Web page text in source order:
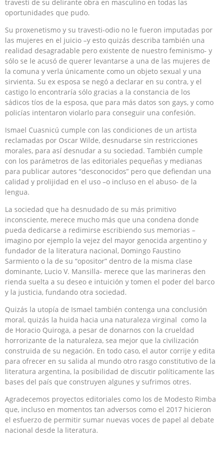
travesti de su delirante obra en masculino en todas las
oportunidades que pudo.
Su proxenetismo y su travesti-odio no le fueron imputadas por
las mujeres en el juicio –y esto quizás describa también una
realidad desagradable pero existente de nuestro feminismo- y
sólo se le acusó de querer levantarse a una de las mujeres de
la comuna y verla únicamente como un objeto sexual y una
sirvienta. Su ex esposa se negó a declarar en su contra, y el
castigo lo encontraría sólo gracias a la constancia de los
sádicos tíos de la esposa, que para más datos son gays, y como
policías intentaron violarlo para conseguir una confesión.
Ismael Cuasnicú cumple con las condiciones de un artista
reclamadas por Oscar Wilde, desnudarse sin restricciones
morales, para así desnudar a su sociedad. También cumple
con los parámetros de las editoriales pequeñas y medianas
para publicar autores “desconocidos” pero que defiendan una
calidad y prolijidad en el uso –o incluso en el abuso- de la
lengua.
La sociedad que ha desnudado de su más primitivo
inconsciente, merece mucho más que una condena donde
pueda dedicarse a redimirse escribiendo sus memorias –
imagino por ejemplo la vejez del mayor genocida argentino y
fundador de la literatura nacional, Domingo Faustino
Sarmiento o la de su “opositor” dentro de la misma clase
dominante, Lucio V. Mansilla- merece que las marineras den
rienda suelta a su deseo e intuición y tomen el poder del barco
y la justicia, fundando otra sociedad.
Quizás la utopía de Ismael también contenga una conclusión
moral, quizás la huida hacia una naturaleza virginal como la
de Horacio Quiroga, a pesar de donarnos con la crueldad
horrorizante de la naturaleza, sea mejor que la civilización
construida de su negación. En todo caso, el autor corrije y edita
para ofrecer en su salida al mundo otro rasgo constitutivo de la
literatura argentina, la posibilidad de discutir políticamente las
bases del país que construyen algunes y sufrimos otres.
Agradecemos proyectos editoriales como los de Modesto Rimba
que, incluso en momentos tan adversos como el 2017 hicieron
el esfuerzo de permitir sumar nuevas voces de papel al debate
nacional desde la literatura.